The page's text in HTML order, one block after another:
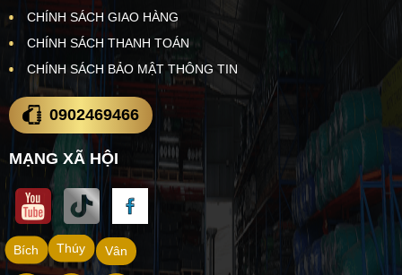
CHÍNH SÁCH GIAO HÀNG
CHÍNH SÁCH THANH TOÁN
CHÍNH SÁCH BẢO MẬT THÔNG TIN
0902469466
MẠNG XÃ HỘI
Vân
Thúy
Bích